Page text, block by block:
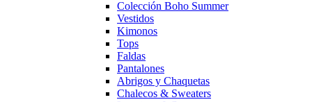
Colección Boho Summer
Vestidos
Kimonos
Tops
Faldas
Pantalones
Abrigos y Chaquetas
Chalecos & Sweaters